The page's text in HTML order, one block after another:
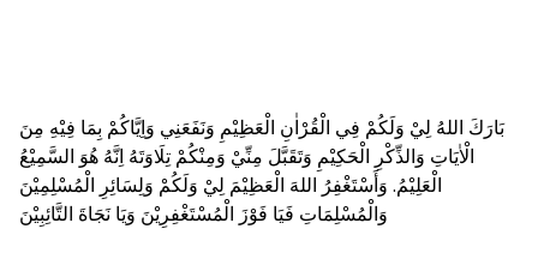
بَارَكَ اللهُ لِيْ وَلَكُمْ فِي الْقُرْاٰنِ الْعَظِيْمِ وَنَفَعَنِي وَاِيَّاكُمْ بِمَا فِيْهِ مِنَ
الْاٰيَاتِ وَالذِّكْرِ الْحَكِيْمِ وَتَقَبَّلَ مِنِّيْ وَمِنْكُمْ تِلَاوَتَهُ اِنَّهُ هُوَ السَّمِيْعُ
الْعَلِيْمُ. وَأَسْتَغْفِرُ اللهَ الْعَظِيْمَ لِيْ وَلَكُمْ وَلِسَائِرِ الْمُسْلِمِيْنَ
وَالْمُسْلِمَاتِ فَيَا فَوْزَ الْمُسْتَغْفِرِيْنَ وَيَا نَجَاةَ التَّائِبِيْنَ